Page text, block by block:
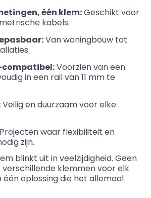
één klem:Geschikt voor
kabels.
Van woningbouw tot
Voorzien van een
in een rail van 11 mm te
Veilig en duurzaam voor elke
Projecten waar flexibiliteit en
zijn.
blinkt uit in veelzijdigheid. Geen
klemmen voor elk
oplossing die het allemaal